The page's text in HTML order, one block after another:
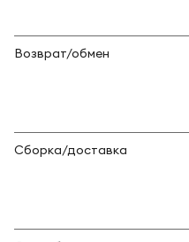
Возврат/обмен
Сборка/доставка